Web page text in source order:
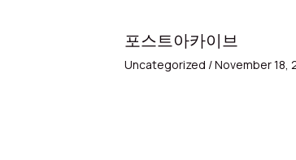
포스트아카이브
Uncategorized /November 18,